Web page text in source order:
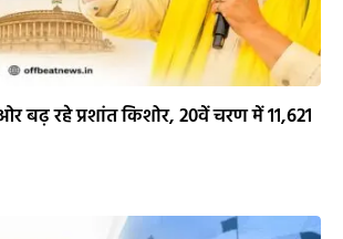
बढ़ रहे प्रशांत किशोर, 20वें चरण में 11,621